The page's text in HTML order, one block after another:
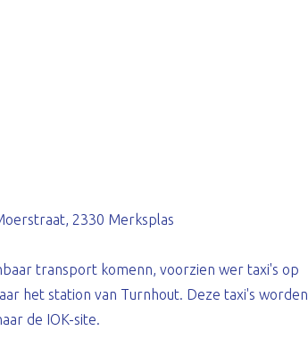
2330 Merksplas
transport komenn, voorzien wer taxi's op
het station van Turnhout. Deze taxi's worden
de IOK-site.